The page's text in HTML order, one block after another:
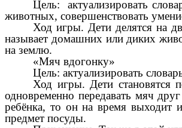
Цель: актуализировать
животных, совершенствовать
Ход игры. Дети делятся на
называет домашних или диких
на землю.
«Мяч вдогонку»
Цель: актуализировать
Ход игры. Дети становятся
одновременно передавать мяч
ребёнка, то он на время выходит
предмет посуды.